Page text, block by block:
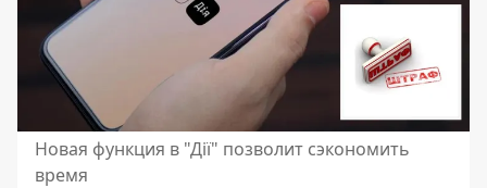
Новая функция в "Дії" позволит сэкономить
время